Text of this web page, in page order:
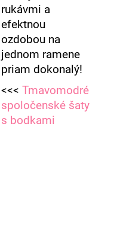
rukávmi a
efektnou
ozdobou na
jednom ramene
priam dokonalý!
<<< Tmavomodré
spoločenské šaty
s bodkami